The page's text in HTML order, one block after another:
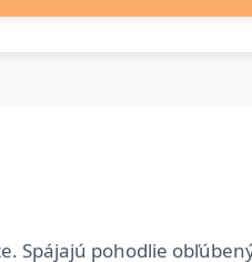
Spájajú pohodlie